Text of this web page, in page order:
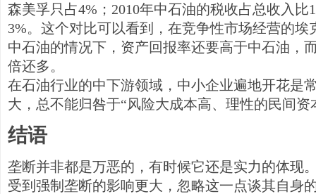
森美孚只占4%；2010年中石油的税收占总收入比
3%。这个对比可以看到，在竞争性市场经营的
中石油的情况下，资产回报率还要高于中石油，
倍还多。
在石油行业的中下游领域，中小企业遍地开花是
大，总不能归咎于“风险大成本高、理性的民间资
结语
垄断并非都是万恶的，有时候它还是实力的体现
受到强制垄断的影响更大，忽略这一点谈其自身